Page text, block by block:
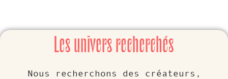
Les univers recherchés
Nous recherchons des créateurs,